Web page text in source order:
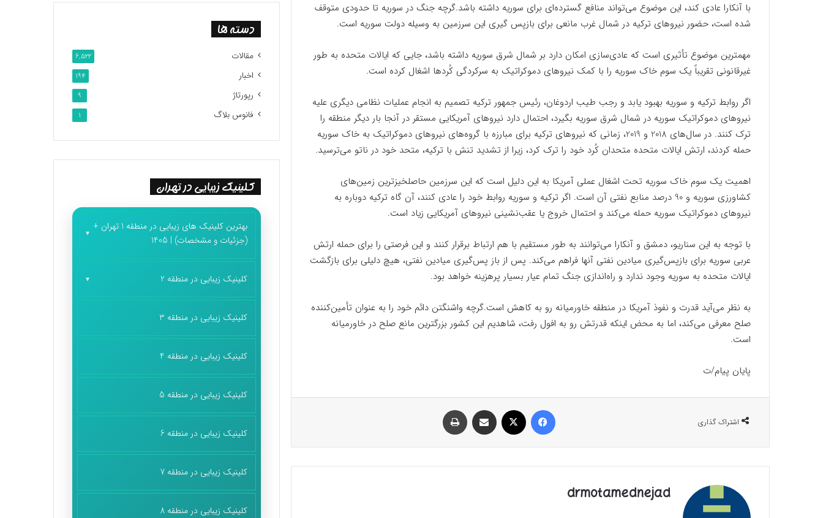
با آنکارا عادی کند، این موضوع می‌تواند منافع گسترده‌ای برای سوریه داشته باشد.گرچه جنگ در سوریه تا حدودی متوقف
شده است، حضور نیروهای ترکیه در شمال غرب مانعی برای بازپس گیری این سرزمین به وسیله دولت سوریه است.
مهمترین موضوع تأثیری است که عادی‌سازی امکان دارد بر شمال شرق سوریه داشته باشد، جایی که ایالات متحده به طور
غیرقانونی تقریباً یک سوم خاک سوریه را با کمک نیروهای دموکراتیک به سرکردگی کُردها اشغال کرده است.
اگر روابط ترکیه و سوریه بهبود یابد و رجب طیب اردوغان، رئیس جمهور ترکیه تصمیم به انجام عملیات نظامی دیگری علیه
نیروهای دموکراتیک سوریه در شمال شرق سوریه بگیرد، احتمال دارد نیروهای آمریکایی مستقر در آنجا بار دیگر منطقه را
ترک کنند. در سال‌های 2018 و 2019، زمانی که نیروهای ترکیه برای مبارزه با گروه‌های نیروهای دموکراتیک به خاک سوریه
حمله کردند، ارتش ایالات متحده متحدان کُرد خود را ترک کرد، زیرا از تشدید تنش با ترکیه، متحد خود در ناتو می‌ترسید.
اهمیت یک سوم خاک سوریه تحت اشغال عملی آمریکا به این دلیل است که این سرزمین حاصلخیزترین زمین‌های
کشاورزی سوریه و 90 درصد منابع نفتی آن است. اگر ترکیه و سوریه روابط خود را عادی کنند، آن گاه ترکیه دوباره به
نیروهای دموکراتیک سوریه حمله می‌کند و احتمال خروج یا عقب‌نشینی نیروهای آمریکایی زیاد است.
با توجه به این سناریو، دمشق و آنکارا می‌توانند به طور مستقیم با هم ارتباط برقرار کنند و این فرصتی را برای حمله ارتش
عربی سوریه برای بازپس‌گیری میادین نفتی آنها فراهم می‌کند. پس از باز پس‌گیری میادین نفتی، هیچ دلیلی برای بازگشت
ایالات متحده به سوریه وجود ندارد و راه‌اندازی جنگ تمام عیار بسیار پرهزینه خواهد بود.
به نظر می‌آید قدرت و نفوذ آمریکا در منطقه خاورمیانه رو به کاهش است.گرچه واشنگتن دائم خود را به عنوان تأمین‌کننده
صلح معرفی می‌کند، اما به محض اینکه قدرتش رو به افول رفت، شاهدیم این کشور بزرگترین مانع صلح در خاورمیانه
است.
پایان پیام/ت
اشتراک گذاری
فیسبوک ایکس اشتراک گذاری با ایمیل
drmotamednejad
دسته ها
مقالات 6,522
اخبار 194
رپورتاژ 9
فانوس بلاگ 1
کلینیک زیبایی در تهران
بهترین کلینیک های زیبایی در منطقه 1 تهران +
(جزئیات و مشخصات) | 1405
کلینیک زیبایی در منطقه 2
کلینیک زیبایی در منطقه 3
کلینیک زیبایی در منطقه 4
کلینیک زیبایی در منطقه 5
کلینیک زیبایی در منطقه 6
کلینیک زیبایی در منطقه 7
کلینیک زیبایی در منطقه 8